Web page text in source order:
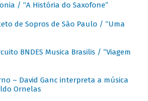
/ “A História do Saxofone”
de Sopros de São Paulo / “Uma
BNDES Musica Brasilis / “Viagem
– David Ganc interpreta a música
Ornelas